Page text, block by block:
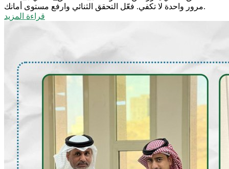
مرور واحدة لا تكفي. فعّل التحقق الثنائي وارفع مستوى أمانك.
قراءة المزيد